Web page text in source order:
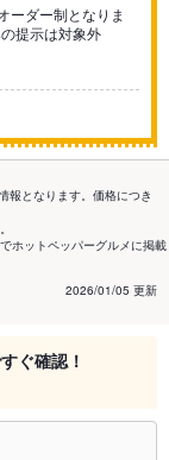
ーダー制となりま
提示は対象外
報となります。価格につき
ホットペッパーグルメに掲載
2026/01/05 更新
ぐ確認！